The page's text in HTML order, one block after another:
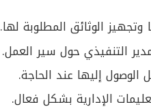
وتجهيز الوثائق المطلوبة لها.
التنفيذي حول سير العمل.
إليها عند الحاجة.
الإدارية بشكل فعال.